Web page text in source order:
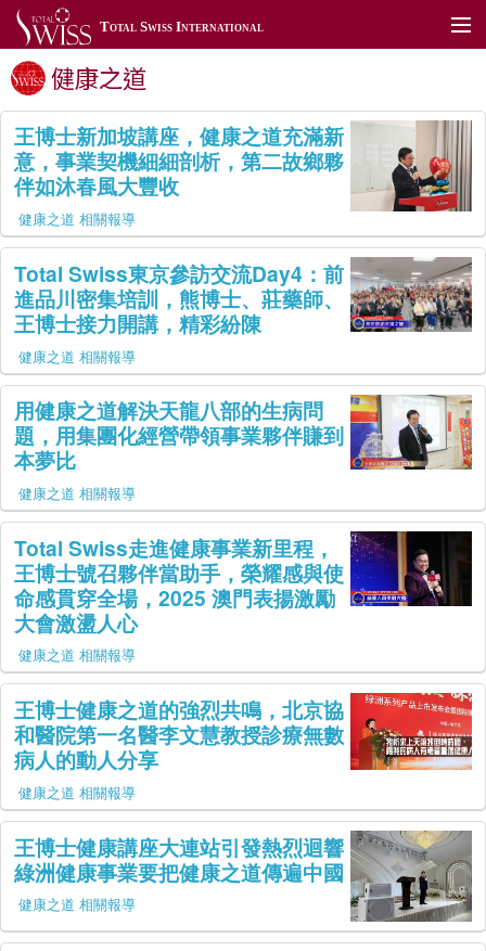
Total Swiss International
關於我們
產品展示
TSToday
利保肝藥局
全球據點
聯絡我們
全球網站
會員專區
健康之道
王博士新加坡講座，健康之道充滿新
意，事業契機細細剖析，第二故鄉夥
伴如沐春風大豐收
健康之道 相關報導
Total Swiss東京參訪交流Day4：前
進品川密集培訓，熊博士、莊藥師、
王博士接力開講，精彩紛陳
健康之道 相關報導
用健康之道解決天龍八部的生病問
題，用集團化經營帶領事業夥伴賺到
本夢比
健康之道 相關報導
Total Swiss走進健康事業新里程，
王博士號召夥伴當助手，榮耀感與使
命感貫穿全場，2025 澳門表揚激勵
大會激盪人心
健康之道 相關報導
王博士健康之道的強烈共鳴，北京協
和醫院第一名醫李文慧教授診療無數
病人的動人分享
健康之道 相關報導
王博士健康講座大連站引發熱烈迴響
綠洲健康事業要把健康之道傳遍中國
健康之道 相關報導